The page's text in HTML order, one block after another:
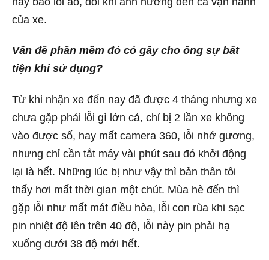
của xe.
Vấn đề phần mềm đó có gây cho ông sự bất
tiện khi sử dụng?
Từ khi nhận xe đến nay đã được 4 tháng nhưng xe
chưa gặp phải lỗi gì lớn cả, chỉ bị 2 lần xe không
vào được số, hay mất camera 360, lỗi nhớ gương,
nhưng chỉ cần tắt máy vài phút sau đó khởi động
lại là hết. Những lúc bị như vậy thì bản thân tôi
thấy hơi mất thời gian một chút. Mùa hè đến thì
gặp lỗi như mất mát điều hòa, lỗi con rùa khi sạc
pin nhiệt độ lên trên 40 độ, lỗi này pin phải hạ
xuống dưới 38 độ mới hết.